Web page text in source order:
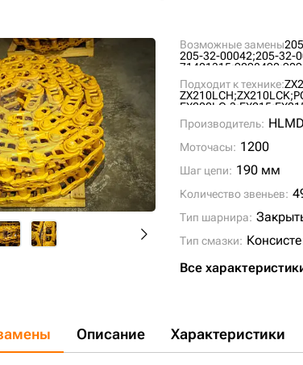
Возможные замены
205-32-00042;205-32-
71401315;9098490;
9173007;
H2542312;JRA0417;
P2542312H;SI718/49;
Подходит к технике:
ZX210LCH;ZX210LCK;
EX200LC-3;EX215;
200C-LC;
200D-LC;
RH 6.5;1188LC;
Производитель: HLMD
Моточасы: 1200
Шаг цепи: 190 мм
Количество звеньев:
Тип шарнира:
Тип смазки:
Все
Описание Характеристики